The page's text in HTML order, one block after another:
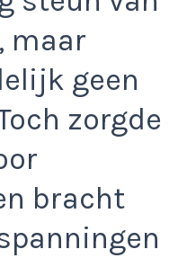
maar
geen
zorgde
bracht